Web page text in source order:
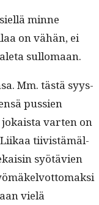
minne
on vähän, ei
sullomaan.
Mm. tästä syys­
pussien
varten on
tiivistämäl­
syötävien
vielä